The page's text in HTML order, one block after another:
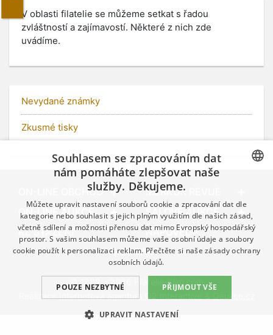
V oblasti filatelie se můžeme setkat s řadou
zvláštností a zajímavostí. Některé z nich zde
uvádíme.
Nevydané známky
Zkusmé tisky
ON-LINE OBCHOD
MERKUR REVUE
ON-LINE AUKCE
SÁLOVÉ AUKCE
KE STAŽENÍ
NÁPOVĚDA
KONTAKT
© 1989 – 2026 Filatelie-Klim.com
GERMAN
ENGLISH
Souhlasem se zpracováním dat
nám pomáháte zlepšovat naše
služby. Děkujeme.
Můžete upravit nastavení souborů cookie a zpracování dat dle
kategorie nebo souhlasit s jejich plným využitím dle našich zásad,
včetně sdílení a možnosti přenosu dat mimo Evropský hospodářský
prostor. S vašim souhlasem můžeme vaše osobní údaje a soubory
cookie použít k personalizaci reklam. Přečtěte si naše zásady ochrany
osobních údajů.
PŘIJMOUT VŠE
POUZE NEZBYTNÉ
UPRAVIT NASTAVENÍ